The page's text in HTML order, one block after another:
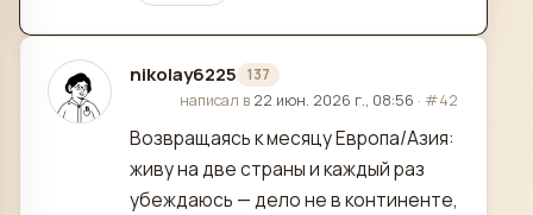
nikolay6225 137
отредактировано
написал в 22 июн. 2026 г., 08:56 · #42
Возвращаясь к месяцу Европа/Азия:
живу на две страны и каждый раз
убеждаюсь — дело не в континенте,